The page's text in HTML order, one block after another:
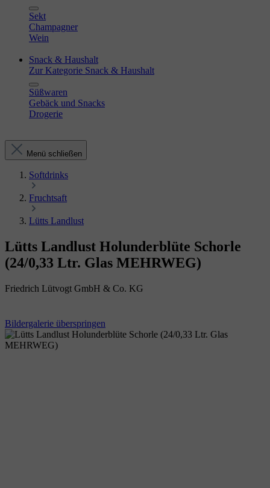
Sekt
Champagner
Wein
Snack & Haushalt
Zur Kategorie Snack & Haushalt
Süßwaren
Gebäck und Snacks
Drogerie
Menü schließen
Softdrinks
Fruchtsaft
Lütts Landlust
Lütts Landlust Holunderblüte Schorle
(24/0,33 Ltr. Glas MEHRWEG)
Friedrich Lütvogt GmbH & Co. KG
Bildergalerie überspringen